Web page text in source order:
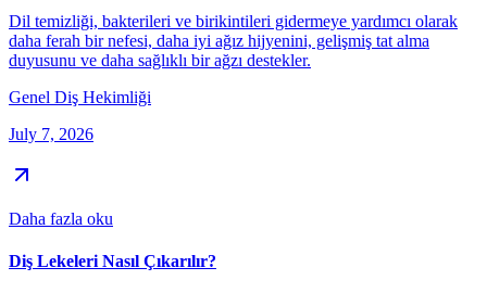
Dil temizliği, bakterileri ve birikintileri gidermeye yardımcı olarak
daha ferah bir nefesi, daha iyi ağız hijyenini, gelişmiş tat alma
duyusunu ve daha sağlıklı bir ağzı destekler.
Genel Diş Hekimliği
July 7, 2026
Daha fazla oku
Diş Lekeleri Nasıl Çıkarılır?